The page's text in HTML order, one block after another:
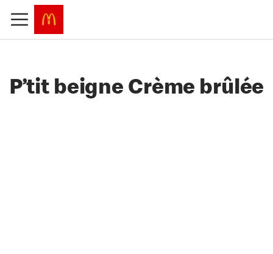
P’tit beigne Crème brûlée